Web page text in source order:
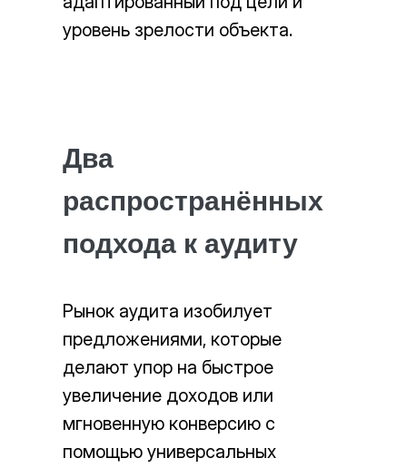
Два
распространённых
подхода к аудиту
Рынок аудита изобилует
предложениями, которые
делают упор на быстрое
увеличение доходов или
мгновенную конверсию с
помощью универсальных
уровень зрелости объекта.